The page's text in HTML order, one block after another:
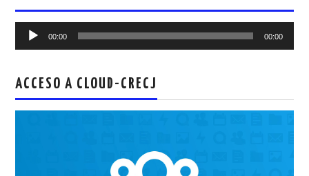
Reproductor
00:00 00:00
ACCESO A CLOUD-CRECJ